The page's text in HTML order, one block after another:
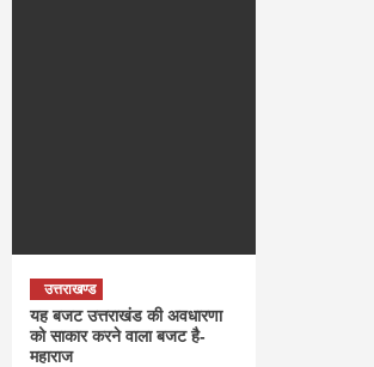
उत्तराखण्ड
यह बजट उत्तराखंड की अवधारणा
को साकार करने वाला बजट है-
महाराज